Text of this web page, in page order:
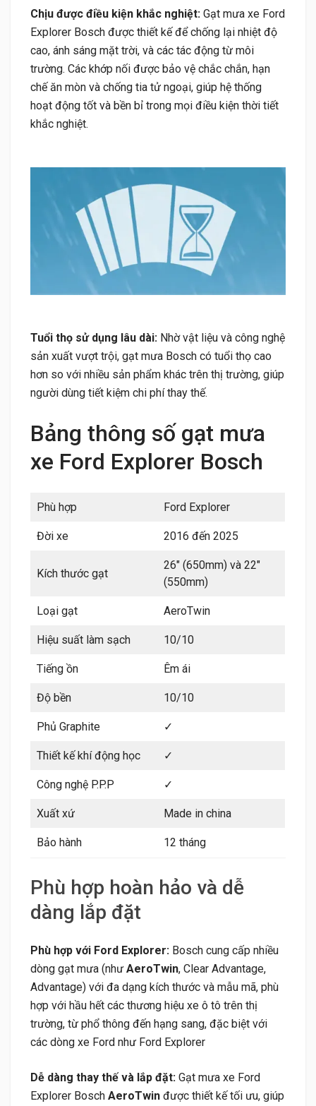
Chịu được điều kiện khắc nghiệt: Gạt mưa xe Ford
Explorer Bosch được thiết kế để chống lại nhiệt độ
cao, ánh sáng mặt trời, và các tác động từ môi
trường. Các khớp nối được bảo vệ chắc chắn, hạn
chế ăn mòn và chống tia tử ngoại, giúp hệ thống
hoạt động tốt và bền bỉ trong mọi điều kiện thời tiết
khắc nghiệt.
Tuổi thọ sử dụng lâu dài: Nhờ vật liệu và công nghệ
sản xuất vượt trội, gạt mưa Bosch có tuổi thọ cao
hơn so với nhiều sản phẩm khác trên thị trường, giúp
người dùng tiết kiệm chi phí thay thế.
Bảng thông số gạt mưa
xe Ford Explorer Bosch
Phù hợp Ford Explorer
Đời xe 2016 đến 2025
Kích thước gạt
26″ (650mm) và 22″
(550mm)
Loại gạt AeroTwin
Hiệu suất làm sạch 10/10
Tiếng ồn Êm ái
Độ bền 10/10
Phủ Graphite ✓
Thiết kế khí động học ✓
Công nghệ P.P.P ✓
Xuất xứ Made in china
Bảo hành 12 tháng
Phù hợp hoàn hảo và dễ
dàng lắp đặt
Phù hợp với Ford Explorer: Bosch cung cấp nhiều
dòng gạt mưa (như AeroTwin, Clear Advantage,
Advantage) với đa dạng kích thước và mẫu mã, phù
hợp với hầu hết các thương hiệu xe ô tô trên thị
trường, từ phổ thông đến hạng sang, đặc biệt với
các dòng xe Ford như Ford Explorer
Dễ dàng thay thế và lắp đặt: Gạt mưa xe Ford
Explorer Bosch AeroTwin được thiết kế tối ưu, giúp